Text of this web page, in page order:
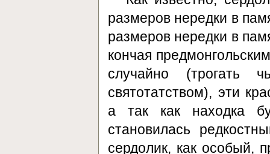
размеров нередки в
размеров нередки в
кончая
случайно (трогать
святотатством), эти
а так как находка
становилась
сердолик, как особый,